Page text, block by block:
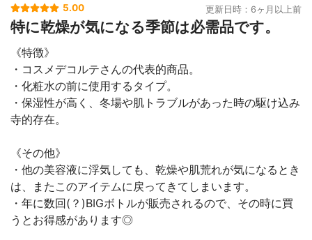
5.00 更新日時：6ヶ月以上前
特に乾燥が気になる季節は必需品です。
《特徴》
・コスメデコルテさんの代表的商品。
・化粧水の前に使用するタイプ。
・保湿性が高く、冬場や肌トラブルがあった時の駆け込み
寺的存在。
《その他》
・他の美容液に浮気しても、乾燥や肌荒れが気になるとき
は、またこのアイテムに戻ってきてしまいます。
・年に数回(？)BIGボトルが販売されるので、その時に買
うとお得感があります◎